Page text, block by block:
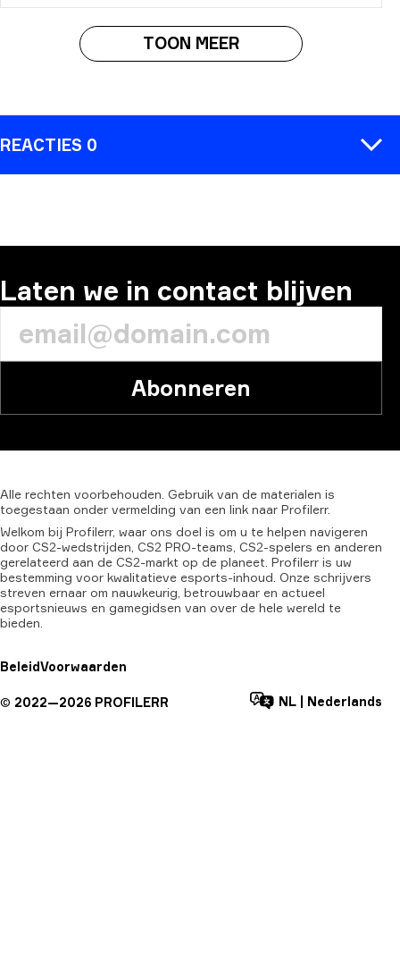
TOON MEER
REACTIES 0
Laten we in contact blijven
Abonneren
Alle rechten voorbehouden. Gebruik van de materialen is
toegestaan onder vermelding van een link naar Profilerr.
Welkom bij Profilerr, waar ons doel is om u te helpen navigeren
door CS2-wedstrijden, CS2 PRO-teams, CS2-spelers en anderen
gerelateerd aan de CS2-markt op de planeet. Profilerr is uw
bestemming voor kwalitatieve esports-inhoud. Onze schrijvers
streven ernaar om nauwkeurig, betrouwbaar en actueel
esportsnieuws en gamegidsen van over de hele wereld te
bieden.
BeleidVoorwaarden
© 2022—2026 PROFILERR NL Nederlands